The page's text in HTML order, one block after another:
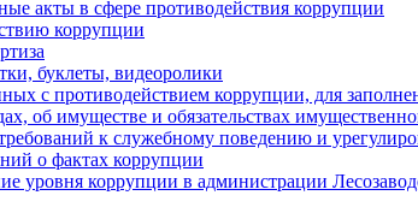
акты в сфере противодействия коррупции
коррупции
буклеты, видеоролики
с противодействием коррупции, для
об имуществе и обязательствах
к служебному поведению и
о фактах коррупции
уровня коррупции в администрации